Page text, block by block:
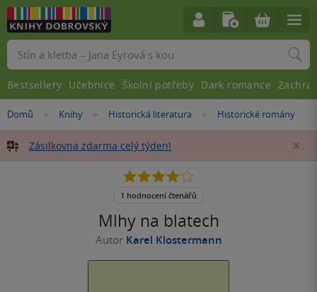
Nacházíte
zde:
Domů »
Knihy »Historická literatura »Historické romány
Zásilkovna zdarma celý týden!
Mlhy na blatech
Autor Karel Klostermann
4.0
5
1 hodnocení čtenářů
Vyhledávání
Bestsellery Učebnice Školní potřeby Dark romance